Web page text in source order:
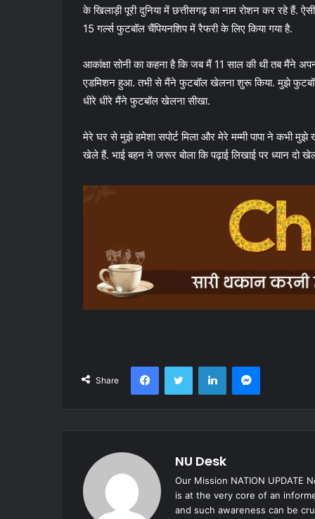
के खिलाड़ी पूरी दुनिया में छत्तीसगढ़ का नाम रोशन कर रहे हैं.
15 गर्ल्स फुटबॉल चैंपियनशिप में रैफरी के लिए किया गया है.
आकांक्षा सोनी का कहना है कि जब मैं 11 साल की थी तब मैंने
एडमिशन हुआ. तभी से मैंने फुटबॉल खेलना शुरू किया. मुझे
धीरे धीरे मैंने फुटबॉल खेलना सीखा.
मेरे घर से मुझे हमेशा सपोर्ट मिला और मेरे मम्मी पापा ने
खेले हैं. भाई बहन ने जरूर बोला कि पढ़ाई लिखाई पर ध्यान दो खेल
Share
FacebookTwitter LinkedInMessenger
NU Desk
Our Mission NATION UPDATE
is at the very core of an
and such awareness can be